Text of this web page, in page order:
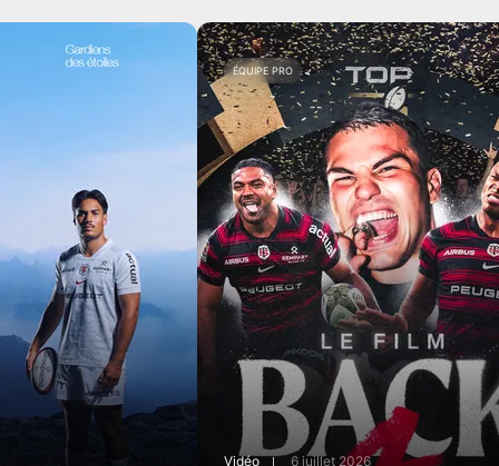
ÉQUIPE PRO
Vidéo 6 juillet 2026